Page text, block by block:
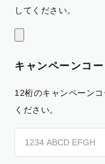
してください。
キャンペーンコー
12桁のキャンペーン
ください。